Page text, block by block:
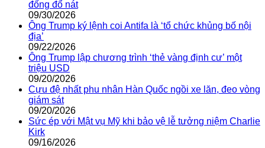
đống đổ nát
09/30/2026
Ông Trump ký lệnh coi Antifa là ‘tổ chức khủng bố nội
địa’
09/22/2026
Ông Trump lập chương trình ‘thẻ vàng định cư’ một
triệu USD
09/20/2026
Cựu đệ nhất phu nhân Hàn Quốc ngồi xe lăn, đeo vòng
giám sát
09/20/2026
Sức ép với Mật vụ Mỹ khi bảo vệ lễ tưởng niệm Charlie
Kirk
09/16/2026